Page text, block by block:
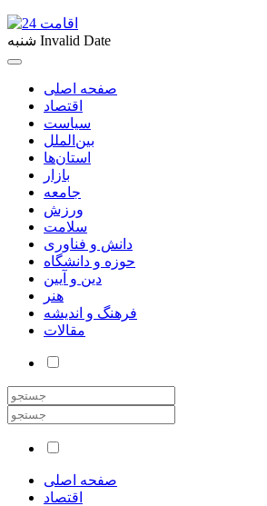
شنبه Invalid Date
صفحه اصلی
اقتصاد
سیاست
بین‌الملل
استان‌ها
بازار
جامعه
ورزش
سلامت
دانش و فناوری
حوزه و دانشگاه
دین و آیین
هنر
فرهنگ و اندیشه
مقالات
صفحه اصلی
اقتصاد